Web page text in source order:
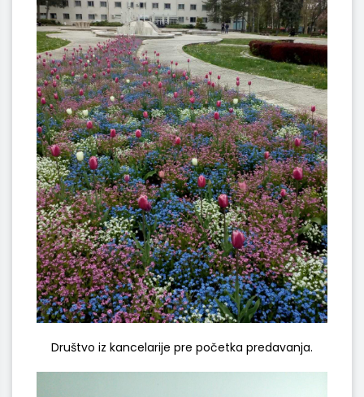
Društvo iz kancelarije pre početka predavanja.